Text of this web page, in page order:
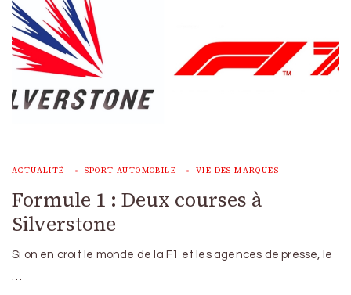
ACTUALITÉ SPORT AUTOMOBILE VIE DES MARQUES
Formule 1 : Deux courses à
Silverstone
Si on en croit le monde de la F1 et les agences de presse, le